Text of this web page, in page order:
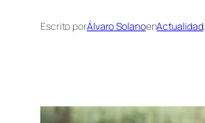
Escrito porÁlvaro SolanoenActualidad,